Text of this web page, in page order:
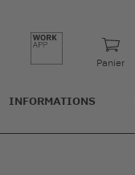
Panier
INFORMATIONS